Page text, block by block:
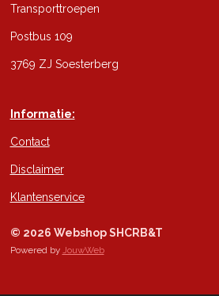
Transporttroepen
Postbus 109
3769 ZJ Soesterberg
Informatie:
Contact
Disclaimer
Klantenservice
© 2026 Webshop SHCRB&T
Powered by JouwWeb